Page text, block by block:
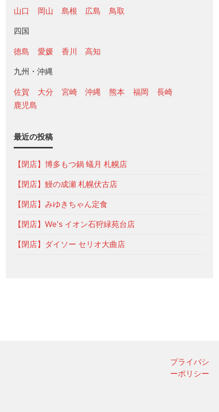
山口 岡山 島根 広島 鳥取
四国
徳島 愛媛 香川 高知
九州・沖縄
佐賀 大分 宮崎 沖縄 熊本 福岡
長崎
鹿児島
最近の投稿
【閉店】博多もつ鍋 蟻月 札幌店
【閉店】鰻の成瀬 札幌伏古店
【閉店】みゆきちゃん定食
【閉店】We’s イオン石狩緑苑台店
【閉店】ダイソー セリオ大曲店
プライバシ
ーポリシー